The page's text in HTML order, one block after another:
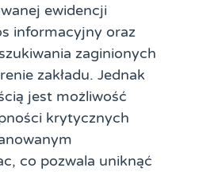
ewidencji
informacyjny oraz
zaginionych
zakładu. Jednak
jest możliwość
krytycznych
co pozwala uniknąć